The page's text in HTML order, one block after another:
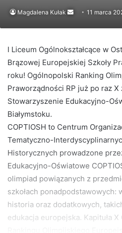
Magdalena Kułak
Send11 marca
I Liceum Ogólnokształcące w
Brązowej Europejskiej Szkoły
roku! Ogólnopolski Ranking
Praworządności RP już po raz X
Stowarzyszenie Edukacyjno-
Białymstoku.
COPTIOSH to Centrum
Tematyczno-
Historycznych prowadzone
Edukacyjno-Oświatowe
olimpiad powiązanych z
szkołach ponadpodstawowych:
historia oraz dodatkowych,
edukacja europejska. Kapituła